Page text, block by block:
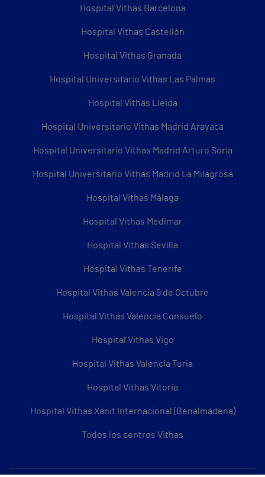
Hospital Vithas Barcelona
Hospital Vithas Castellón
Hospital Vithas Granada
Hospital Universitario Vithas Las Palmas
Hospital Vithas Lleida
Hospital Universitario Vithas Madrid Aravaca
Hospital Universitario Vithas Madrid Arturo Soria
Hospital Universitario Vithas Madrid La Milagrosa
Hospital Vithas Málaga
Hospital Vithas Medimar
Hospital Vithas Sevilla
Hospital Vithas Tenerife
Hospital Vithas Valencia 9 de Octubre
Hospital Vithas Valencia Consuelo
Hospital Vithas Vigo
Hospital Vithas Valencia Turia
Hospital Vithas Vitoria
Hospital Vithas Xanit Internacional (Benalmádena)
Todos los centros Vithas